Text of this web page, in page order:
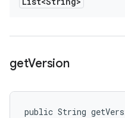
getVersion
public String